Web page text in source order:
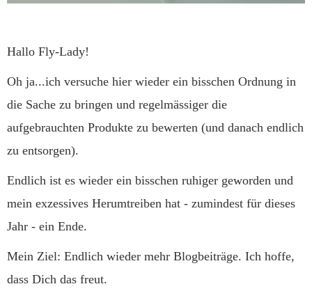
Hallo Fly-Lady!
Oh ja...ich versuche hier wieder ein bisschen Ordnung in
die Sache zu bringen und regelmässiger die
aufgebrauchten Produkte zu bewerten (und danach endlich
zu entsorgen).
Endlich ist es wieder ein bisschen ruhiger geworden und
mein exzessives Herumtreiben hat - zumindest für dieses
Jahr - ein Ende.
Mein Ziel: Endlich wieder mehr Blogbeiträge. Ich hoffe,
dass Dich das freut.